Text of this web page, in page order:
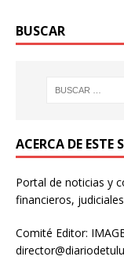
BUSCAR
ACERCA DE ESTE
Portal de noticias y
financieros,
Comité Editor: